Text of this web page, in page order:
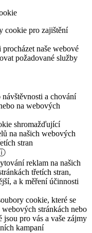
cookie pro zajištění
naše webové
požadované služby
a chování
na webových
shromažďující
na našich webových
stran
reklam na našich
třetích stran,
a k měření účinnosti
cookie, které se
stránkách nebo
jsou pro vás a vaše zájmy
kampaní